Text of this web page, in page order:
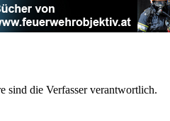
sind die Verfasser verantwortlich.